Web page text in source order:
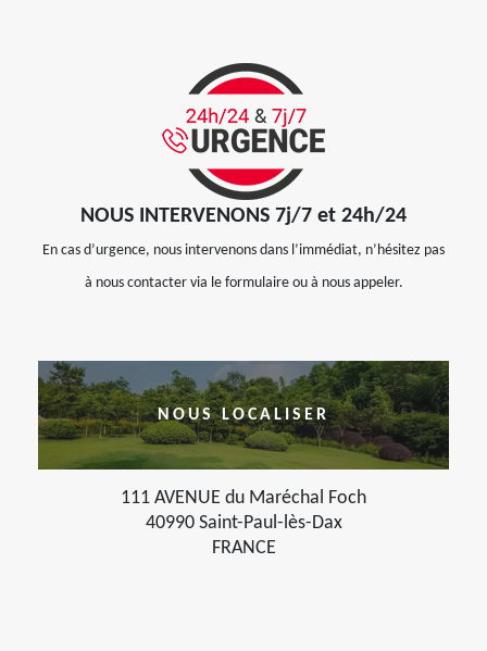
NOUS INTERVENONS 7j/7 et 24h/24
En cas d’urgence, nous intervenons dans l’immédiat, n’hésitez pas
à nous contacter via le formulaire ou à nous appeler.
NOUS LOCALISER
111 AVENUE du Maréchal Foch
40990 Saint-Paul-lès-Dax
FRANCE